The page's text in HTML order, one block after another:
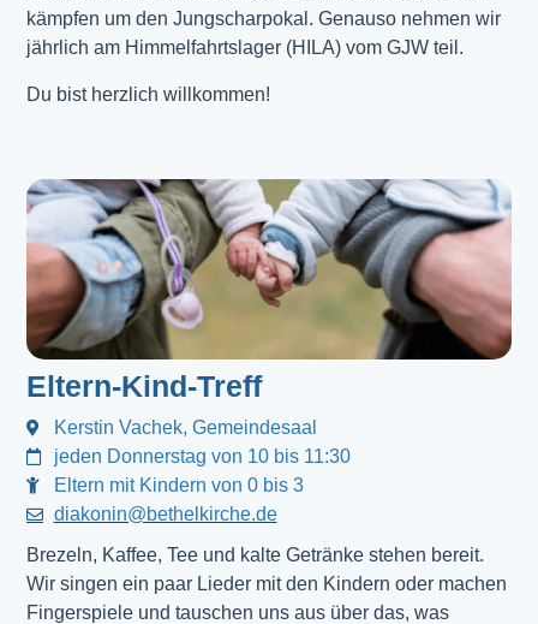
kämpfen um den Jungscharpokal. Genauso nehmen wir
jährlich am Himmelfahrtslager (HILA) vom GJW teil.
Du bist herzlich willkommen!
Eltern-Kind-Treff
Kerstin Vachek, Gemeindesaal
jeden Donnerstag von 10 bis 11:30
Eltern mit Kindern von 0 bis 3
diakonin@bethelkirche.de
Brezeln, Kaffee, Tee und kalte Getränke stehen bereit.
Wir singen ein paar Lieder mit den Kindern oder machen
Fingerspiele und tauschen uns aus über das, was